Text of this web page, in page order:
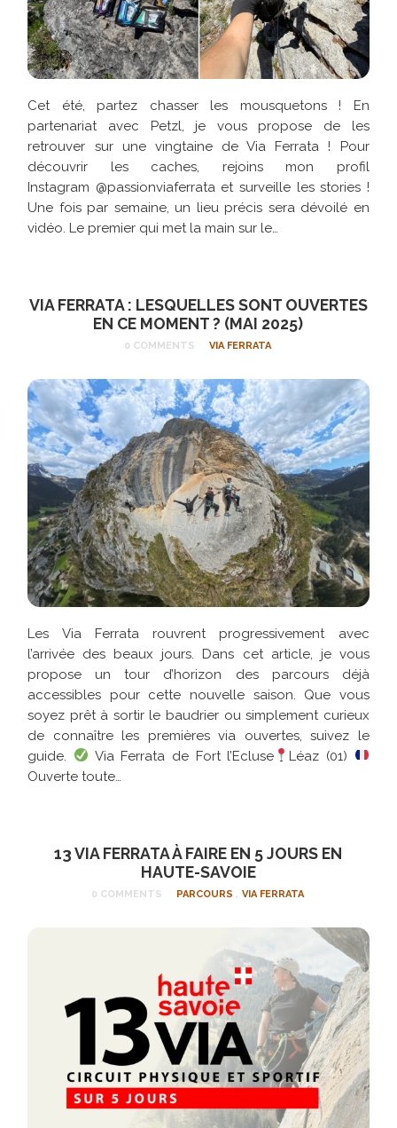
Cet été, partez chasser les mousquetons ! En
partenariat avec Petzl, je vous propose de les
retrouver sur une vingtaine de Via Ferrata ! Pour
découvrir les caches, rejoins mon profil
Instagram @passionviaferrata et surveille les stories !
Une fois par semaine, un lieu précis sera dévoilé en
vidéo. Le premier qui met la main sur le…
VIA FERRATA : LESQUELLES SONT OUVERTES
EN CE MOMENT ? (MAI 2025)
0 COMMENTS VIA FERRATA
Les Via Ferrata rouvrent progressivement avec
l’arrivée des beaux jours. Dans cet article, je vous
propose un tour d’horizon des parcours déjà
accessibles pour cette nouvelle saison. Que vous
soyez prêt à sortir le baudrier ou simplement curieux
de connaître les premières via ouvertes, suivez le
guide.
Via Ferrata de Fort l’Ecluse
Léaz (01)
Ouverte toute…
13 VIA FERRATA À FAIRE EN 5 JOURS EN
HAUTE-SAVOIE
0 COMMENTS PARCOURS , VIA FERRATA